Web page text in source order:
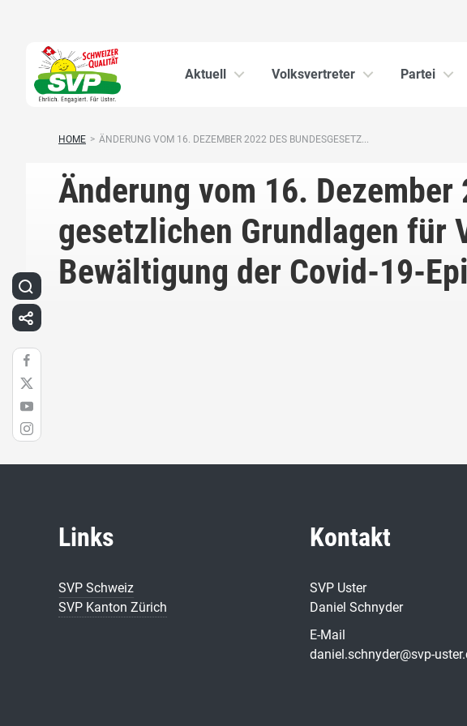
Aktuell Volksvertreter Partei
HOME > ÄNDERUNG VOM 16. DEZEMBER 2022 DES BUNDESGESETZ...
Änderung vom 16.
gesetzlichen Grundlagen für
Bewältigung der Covid-19-
Links
SVP Schweiz
SVP Kanton Zürich
Kontakt
SVP Uster
Daniel Schnyder
E-Mail
daniel.schnyder@svp-